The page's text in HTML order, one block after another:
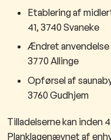
Etablering af
41, 3740 Svaneke
Ændret anvendelse
3770 Allinge
Opførsel af
3760 Gudhjem
Tilladelserne kan inden
Planklagenævnet af